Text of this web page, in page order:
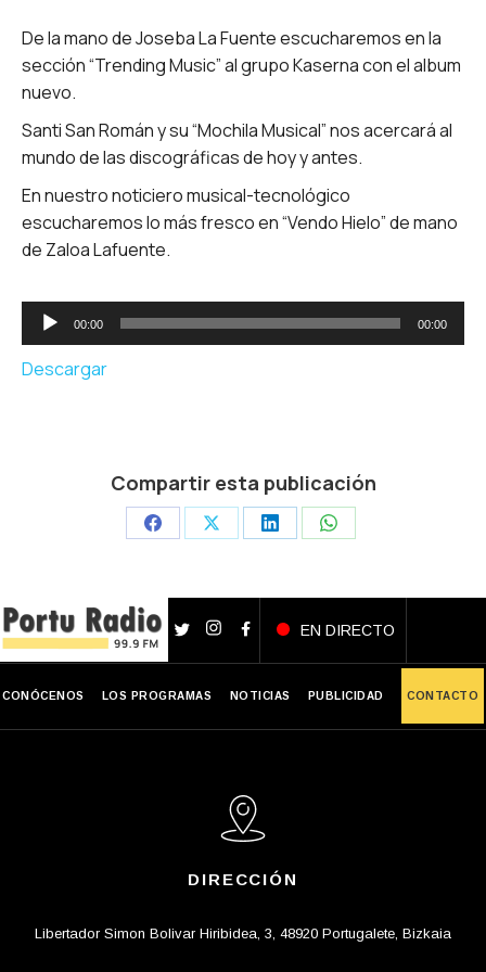
De la mano de Joseba La Fuente escucharemos en la
sección “Trending Music” al grupo Kaserna con el album
nuevo.
Santi San Román y su “Mochila Musical” nos acercará al
mundo de las discográficas de hoy y antes.
En nuestro noticiero musical-tecnológico
escucharemos lo más fresco en “Vendo Hielo” de mano
de Zaloa Lafuente.
Reproductor
de
audio
00:00 00:00
Descargar
Compartir esta publicación
Share
Facebook
Share
X
Share
LinkedIn
Share
WhatsApp
EN DIRECTO
CONÓCENOS LOS PROGRAMAS NOTICIAS PUBLICIDAD CONTACTO
DIRECCIÓN
Libertador Simon Bolivar Hiribidea, 3, 48920 Portugalete, Bizkaia